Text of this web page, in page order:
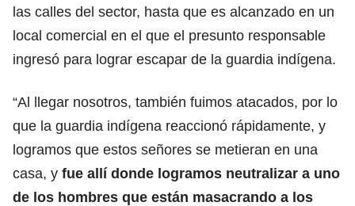
las calles del sector, hasta que es alcanzado en un
local comercial en el que el presunto responsable
ingresó para lograr escapar de la guardia indígena.
“Al llegar nosotros, también fuimos atacados, por lo
que la guardia indígena reaccionó rápidamente, y
logramos que estos señores se metieran en una
casa, y fue allí donde logramos neutralizar a uno
de los hombres que están masacrando a los